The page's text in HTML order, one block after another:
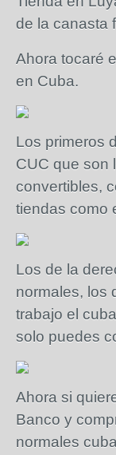
de la canasta
Ahora tocaré
en Cuba.
Los primeros
CUC que son
convertibles,
tiendas como
Los de la
normales, los
trabajo el
solo puedes
Ahora si
Banco y
normales